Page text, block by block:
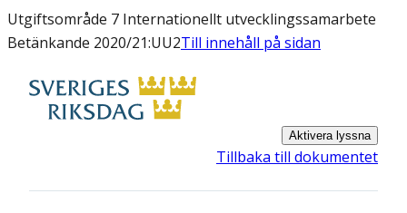
Utgiftsområde 7 Internationellt utvecklingssamarbete
Betänkande 2020/21:UU2Till innehåll på sidan
Aktivera lyssna
Tillbaka till dokumentet